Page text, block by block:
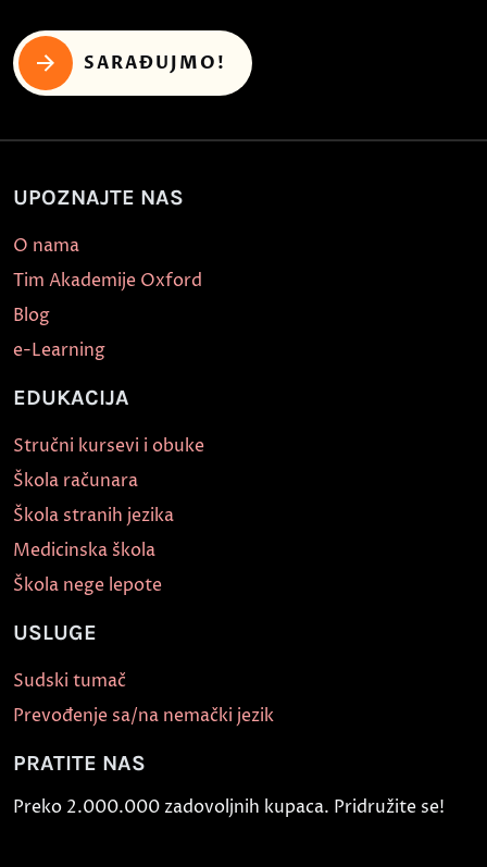
SARAĐUJMO!
UPOZNAJTE NAS
O nama
Tim Akademije Oxford
Blog
e-Learning
EDUKACIJA
Stručni kursevi i obuke
Škola računara
Škola stranih jezika
Medicinska škola
Škola nege lepote
USLUGE
Sudski tumač
Prevođenje sa/na nemački jezik
PRATITE NAS
Preko 2.000.000 zadovoljnih kupaca. Pridružite se!